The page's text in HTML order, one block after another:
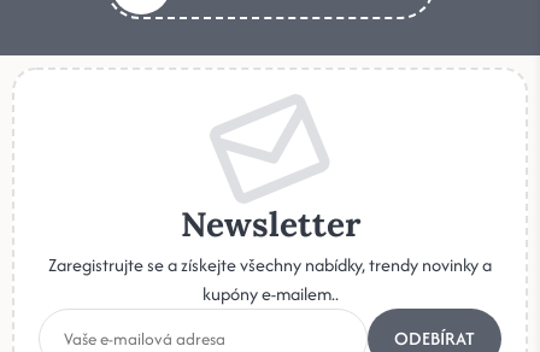
Newsletter
Zaregistrujte se a získejte všechny nabídky, trendy novinky a
kupóny e-mailem..
ODEBÍRAT